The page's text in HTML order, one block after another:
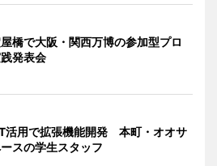
橋で大阪・関西万博の参加型プロ
発表会
活用で拡張機能開発 本町・オオサ
スの学生スタッフ